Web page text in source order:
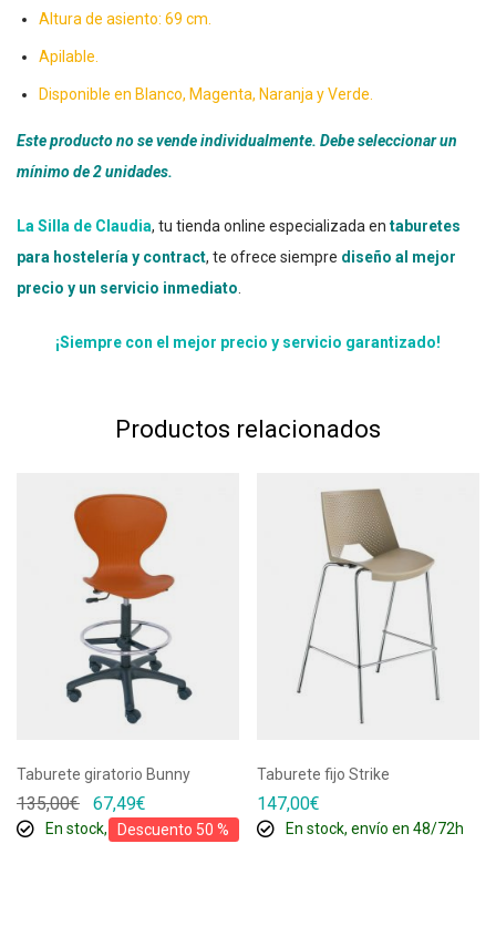
Altura de asiento: 69 cm.
Apilable.
Disponible en Blanco, Magenta, Naranja y Verde.
Este producto no se vende individualmente. Debe seleccionar un
mínimo de 2 unidades.
La Silla de Claudia, tu tienda online especializada en taburetes
para hostelería y contract, te ofrece siempre diseño al mejor
precio y un servicio inmediato
¡Siempre con el mejor precio y servicio garantizado!
Productos relacionados
Descuento 50 %
Taburete giratorio Bunny
135,00€ 67,49€
En stock, envío en 48/72h
Taburete fijo Strike
147,00€
En stock, envío en 48/72h